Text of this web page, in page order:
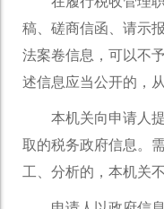
稿、磋商信函、请示
法案卷信息，可以不
述信息应当公开的，从
本机关向申请人
取的税务政府信息。
工、分析的，本机关